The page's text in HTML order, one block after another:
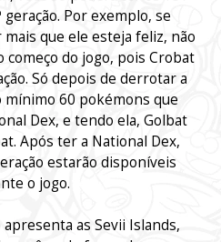
Por exemplo, se
que ele esteja feliz, não
do jogo, pois Crobat
Só depois de derrotar a
60 pokémons que
Dex, e tendo ela, Golbat
Após ter a National Dex,
estarão disponíveis
o jogo.
as Sevii Islands,